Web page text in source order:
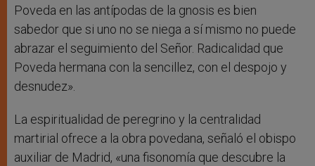
Poveda en las antípodas de la gnosis es bien
sabedor que si uno no se niega a sí mismo no puede
abrazar el seguimiento del Señor. Radicalidad que
Poveda hermana con la sencillez, con el despojo y
desnudez».
La espiritualidad de peregrino y la centralidad
martirial ofrece a la obra povedana, señaló el obispo
auxiliar de Madrid, «una fisonomía que descubre la